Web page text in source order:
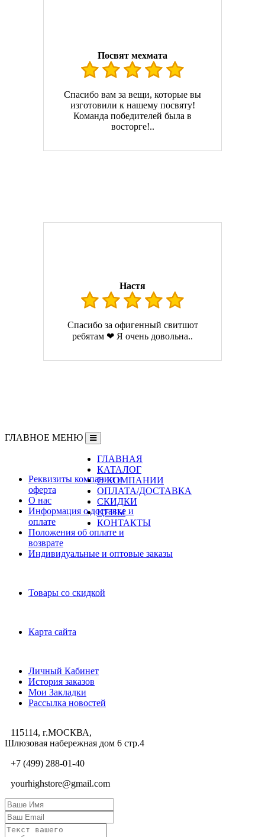
Посвят мехмата
Спасибо вам за вещи, которые вы
изготовили к нашему посвяту!
Команда победителей была в
восторге!..
Настя
Спасибо за офигенный свитшот
ребятам ❤ Я очень довольна..
ГЛАВНОЕ МЕНЮ
ГЛАВНАЯ
КАТАЛОГ
О КОМПАНИИ
ОПЛАТА/ДОСТАВКА
СКИДКИ
ЦЕНЫ
КОНТАКТЫ
Реквизиты компании и
оферта
О нас
Информация о доставке и
оплате
Положения об оплате и
возврате
Индивидуальные и оптовые заказы
Товары со скидкой
Карта сайта
Личный Кабинет
История заказов
Мои Закладки
Рассылка новостей
115114, г.МОСКВА,
Шлюзовая набережная дом 6 стр.4
+7 (499) 288-01-40
yourhighstore@gmail.com